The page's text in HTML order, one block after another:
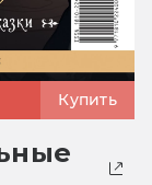
Купить